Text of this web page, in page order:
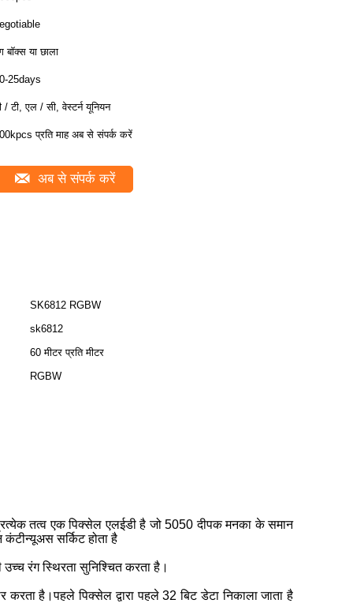
बॉक्स या छाला
25days
/ टी, एल / सी, वेस्टर्न यूनियन
प्रति माह अब से संपर्क करें
अब से संपर्क करें
SK6812 RGBW
sk6812
60 मीटर प्रति मीटर
RGBW
तत्व एक पिक्सेल एलईडी है जो 5050 दीपक मनका के समान
सर्किट होता है
रंग स्थिरता सुनिश्चित करता है।
है।पहले पिक्सेल द्वारा पहले 32 बिट डेटा निकाला जाता है